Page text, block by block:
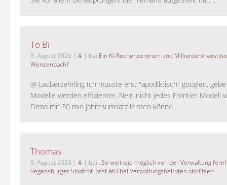
To Bi
5. August 2026 | # | bei Ein KI-Rechenzentrum und
Wenzenbach?
@ Lauberzehrling Ich musste erst "apodiktisch" googlen, gebe
Modelle werden effizienter. Nein nicht jedes Frontier Modell
Firma mit 30 mio Jahresumsatz leisten könne...
Thomas
5. August 2026 | # | bei „So weit wie möglich von der Verwaltung
Regensburger Stadtrat lässt AfD bei Verwaltungsbeiräten abblitzen